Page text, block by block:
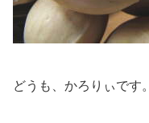
どうも、かろりぃです。